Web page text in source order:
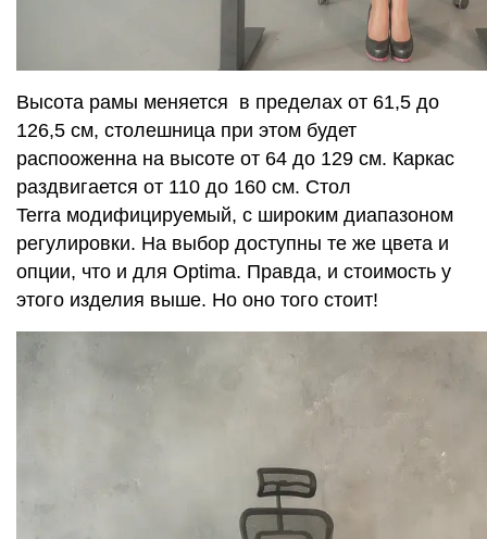
Высота рамы меняется в пределах от 61,5 до
126,5 см, столешница при этом будет
распооженна на высоте от 64 до 129 см. Каркас
раздвигается от 110 до 160 см. Стол
Terra модифицируемый, с широким диапазоном
регулировки. На выбор доступны те же цвета и
опции, что и для Optima. Правда, и стоимость у
этого изделия выше. Но оно того стоит!